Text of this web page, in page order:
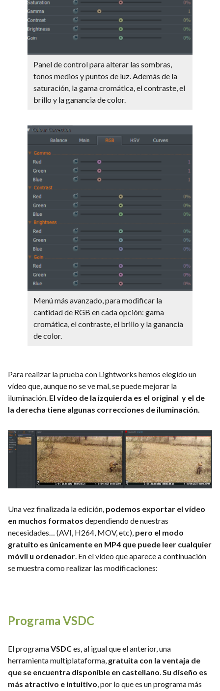
Panel de control para alterar las sombras,
tonos medios y puntos de luz. Además de la
saturación, la gama cromática, el contraste, el
brillo y la ganancia de color.
Menú más avanzado, para modificar la
cantidad de RGB en cada opción: gama
cromática, el contraste, el brillo y la ganancia
de color.
Para realizar la prueba con Lightworks hemos elegido un
vídeo que, aunque no se ve mal, se puede mejorar la
iluminación. El vídeo de la izquierda es el original y el de
la derecha tiene algunas correcciones de iluminación.
Una vez finalizada la edición, podemos exportar el vídeo
en muchos formatos dependiendo de nuestras
necesidades… (AVI, H264, MOV, etc), pero el modo
gratuito es únicamente en MP4 que puede leer cualquier
móvil u ordenador. En el vídeo que aparece a continuación
se muestra como realizar las modificaciones:
Programa VSDC
El programaVSDCes, al igual que el anterior, una
herramienta multiplataforma, gratuita con la ventaja de
que se encuentra disponible en castellano.Su diseño es
más atractivo e intuitivo, por lo que es un programa más